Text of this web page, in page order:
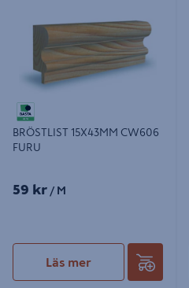
BRÖSTLIST 15X43MM CW606
FURU
59 kr / M
Läs mer